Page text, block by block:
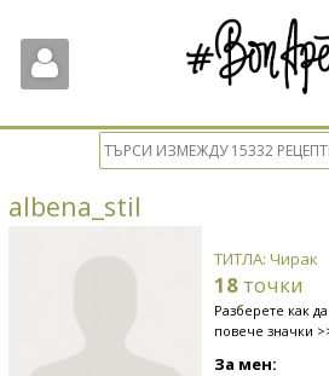
albena_stil
ТИТЛА: Чирак
18 точки
Разберете как
повече значки
За мен: